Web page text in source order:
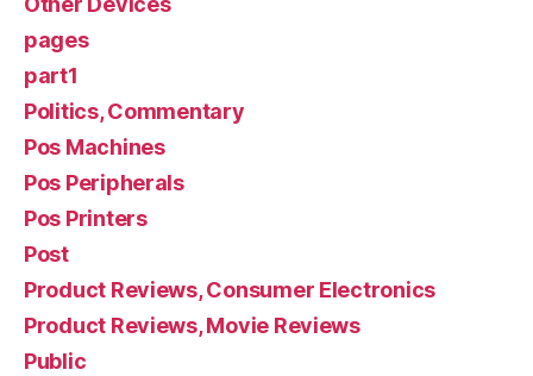
pages
part1
Politics, Commentary
Pos Machines
Pos Peripherals
Pos Printers
Post
Product Reviews, Consumer Electronics
Product Reviews, Movie Reviews
Public